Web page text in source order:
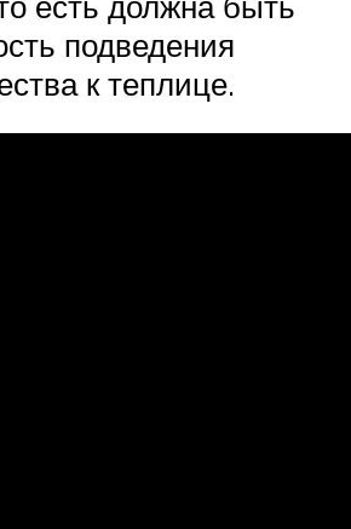
подведения
к теплице.